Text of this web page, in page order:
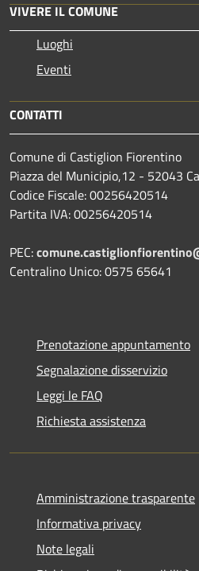
VIVERE IL COMUNE
Luoghi
Eventi
CONTATTI
Comune di Castiglion Fiorentino
Piazza del Municipio,12 - 52043
Codice Fiscale: 00256420514
Partita IVA: 00256420514
PEC:
Centralino Unico: 0575 65641
Prenotazione appuntamento
Segnalazione disservizio
Leggi le FAQ
Richiesta assistenza
Amministrazione trasparente
Informativa privacy
Note legali